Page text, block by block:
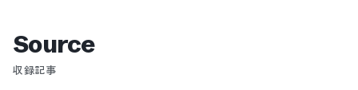
Source
収録記事